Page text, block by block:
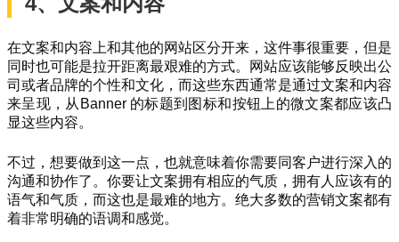
在文案和内容上和其他的网站区分开来，这件事很重要，但是
同时也可能是拉开距离最艰难的方式。网站应该能够反映出公
司或者品牌的个性和文化，而这些东西通常是通过文案和内容
来呈现，从Banner 的标题到图标和按钮上的微文案都应该凸
显这些内容。
不过，想要做到这一点，也就意味着你需要同客户进行深入的
沟通和协作了。你要让文案拥有相应的气质，拥有人应该有的
语气和气质，而这也是最难的地方。绝大多数的营销文案都有
着非常明确的语调和感觉。